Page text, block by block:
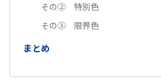
その② 特別色
その③ 限界色
まとめ